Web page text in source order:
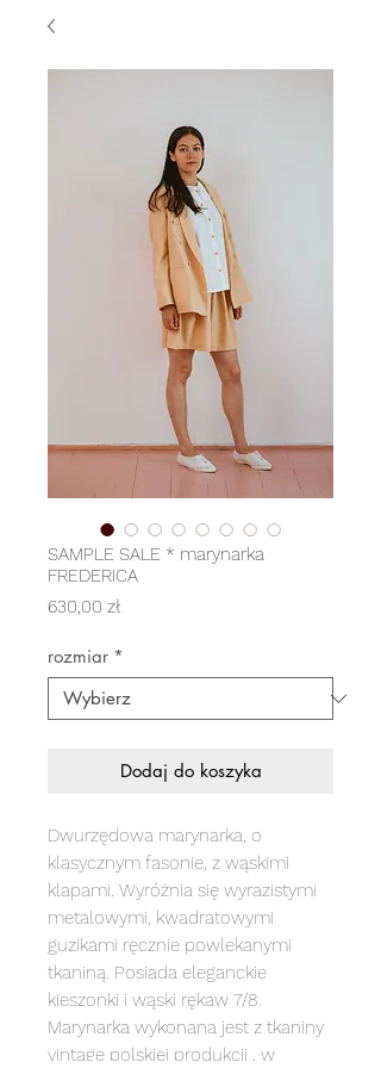
SAMPLE SALE * marynarka
FREDERICA
630,00 złCena
rozmiar *
Dodaj do koszyka
Dwurzędowa marynarka, o
klasycznym fasonie, z wąskimi
klapami. Wyróżnia się wyrazistymi
metalowymi, kwadratowymi
guzikami ręcznie powlekanymi
tkaniną. Posiada eleganckie
kieszonki i wąski rękaw 7/8.
Marynarka wykonana jest z tkaniny
vintage polskiej produkcji , w